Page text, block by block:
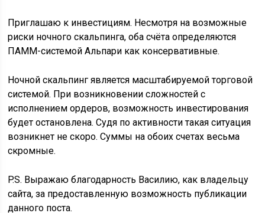
Приглашаю к инвестициям. Несмотря на возможные
риски ночного скальпинга, оба счёта определяются
ПАММ-системой Альпари как консервативные.
Ночной скальпинг является масштабируемой торговой
системой. При возникновении сложностей с
исполнением ордеров, возможность инвестирования
будет остановлена. Судя по активности такая ситуация
возникнет не скоро. Суммы на обоих счетах весьма
скромные.
P.S. Выражаю благодарность Василию, как владельцу
сайта, за предоставленную возможность публикации
данного поста.